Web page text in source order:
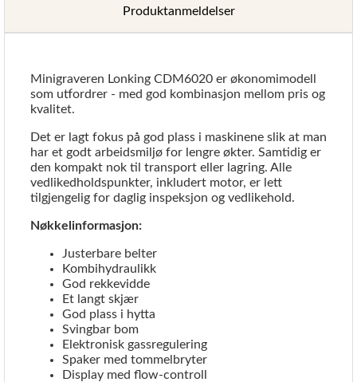
Produktanmeldelser
Minigraveren Lonking CDM6020 er økonomimodell
som utfordrer - med god kombinasjon mellom pris og
kvalitet.
Det er lagt fokus på god plass i maskinene slik at man
har et godt arbeidsmiljø for lengre økter. Samtidig er
den kompakt nok til transport eller lagring. Alle
vedlikedholdspunkter, inkludert motor, er lett
tilgjengelig for daglig inspeksjon og vedlikehold.
Nøkkelinformasjon:
Justerbare belter
Kombihydraulikk
God rekkevidde
Et langt skjær
God plass i hytta
Svingbar bom
Elektronisk gassregulering
Spaker med tommelbryter
Display med flow-controll